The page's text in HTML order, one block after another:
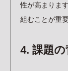
性が高まりま
組むことが重要
4. 課題